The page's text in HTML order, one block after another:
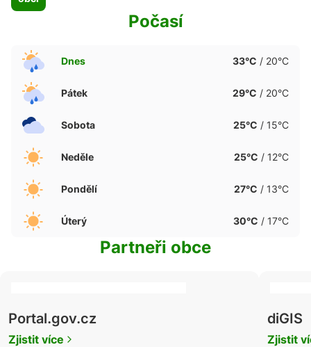
ve
Počasí
Dnes 33°C / 20°C
Pátek 29°C / 20°C
Sobota 25°C / 15°C
Neděle 25°C / 12°C
Pondělí 27°C / 13°C
Úterý 30°C / 17°C
Partneři obce
Portal.gov.cz
Zjistit více
diGIS
Zjistit